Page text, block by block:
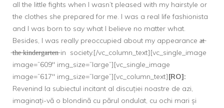
all the little fights when I wasn’t pleased with my hairstyle or
the clothes she prepared for me. I was a real life fashionista
and I was born to say what I believe no matter what.
Besides, I was really preoccupied about my appearance a̶t̶
̶t̶h̶e̶ ̶k̶i̶n̶d̶e̶r̶g̶a̶r̶t̶e̶n̶ in society.[/vc_column_text][vc_single_image
image=”609″ img_size=”large”][vc_single_image
image=”617″ img_size=”large”][vc_column_text][RO]:
Revenind la subiectul incitant al discuției noastre de azi,
imaginați-vă o blondină cu părul ondulat, cu ochi mari și